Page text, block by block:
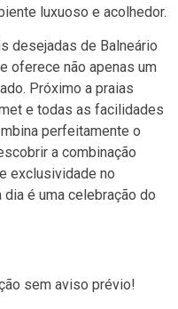
luxuoso e acolhedor.
desejadas de Balneário
oferece não apenas um
Próximo a praias
e todas as facilidades
perfeitamente o
a combinação
exclusividade no
dia é uma celebração do
sem aviso prévio!